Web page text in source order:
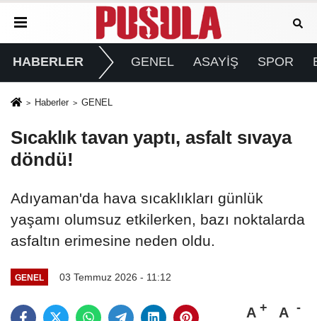
HABERLER GENEL ASAYİŞ SPOR
Haberler GENEL
Sıcaklık tavan yaptı, asfalt sıvaya
döndü!
Adıyaman'da hava sıcaklıkları günlük
yaşamı olumsuz etkilerken, bazı noktalarda
asfaltın erimesine neden oldu.
GENEL 03 Temmuz 2026 - 11:12
A A